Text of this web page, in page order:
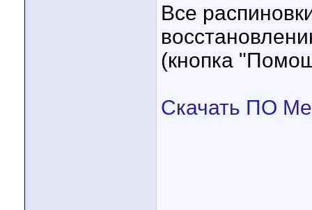
Все
(кнопка
Скачать ПО